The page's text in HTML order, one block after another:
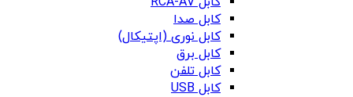
کابل صدا
کابل نوری (اپتیکال)
کابل برق
کابل تلفن
کابل USB